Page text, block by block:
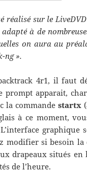
réalisé sur le
à de
on aura au
ng ».
4r1, il faut
prompt apparait,
la commandestartx
à ce moment,
graphique
modifier si besoin la
drapeaux situés en
de l’heure.